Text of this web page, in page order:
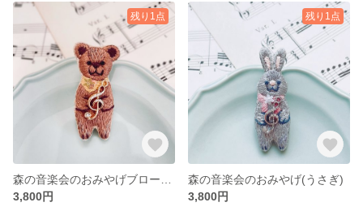
残り1点
3,800円
残り1点
森の音楽会のおみやげ(うさぎ)
3,800円